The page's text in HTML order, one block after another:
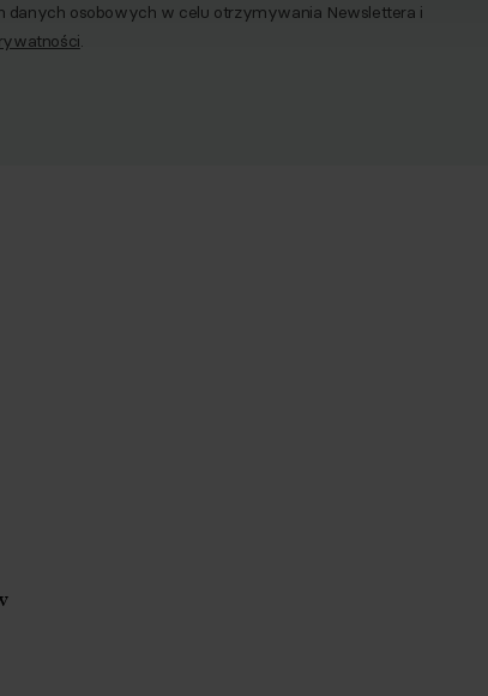
danych osobowych w celu otrzymywania Newslettera i
.